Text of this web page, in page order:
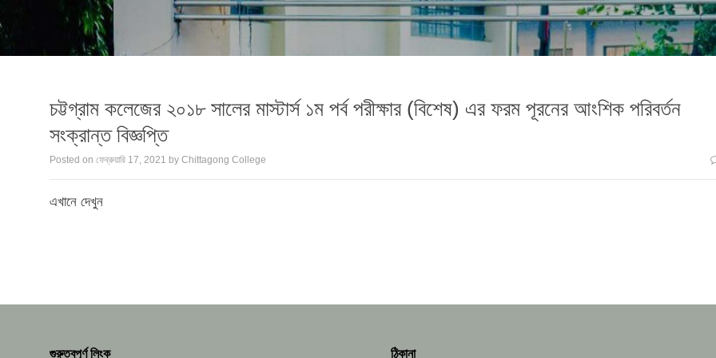
চট্টগ্রাম কলেজের ২০১৮ সালের মাস্টার্স ১ম পর্ব পরীক্ষার (বিশেষ) এর ফরম পূরনের আংশিক পরিবর্তন
সংক্রান্ত বিজ্ঞপ্তি
Posted on ফেব্রুয়ারি 17, 2021 by Chittagong College
এখানে দেখুন
গুরুত্বপূর্ণ লিংক ঠিকানা